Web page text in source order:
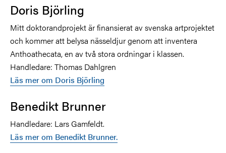
Doris Björling
Mitt doktorandprojekt är finansierat av svenska artprojektet
och kommer att belysa nässeldjur genom att inventera
Anthoathecata, en av två stora ordningar i klassen.
Handledare: Thomas Dahlgren
Läs mer om Doris Björling
Benedikt Brunner
Handledare: Lars Gamfeldt.
Läs mer om Benedikt Brunner.